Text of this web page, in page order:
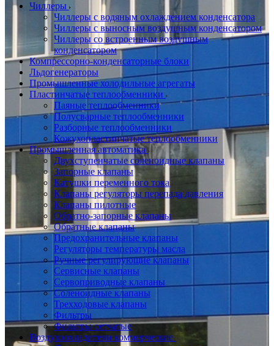
Чиллеры
Чиллеры с водяным охлаждением конденсатора
Чиллеры с выносным воздушным конденсатором
Чиллеры со встроенным воздушным
конденсатором
Компрессорно-конденсаторные блоки
Льдогенераторы
Промышленные холодильные агрегаты
Пластинчатые теплообменники
Паяные теплообменники
Полусварные теплообменники
Разборные теплообменники
Кожухопластинчатые теплообменники
Промышленная автоматика
Двухступенчатые соленоидные клапаны
Запорные клапаны
Катушки переменного тока
Клапаны регуляторы перепада давления
Клапаны пилотные
Обратно-запорные клапаны
Обратные клапаны
Предохранительные клапаны
Регуляторы температуры масла
Ручные регулирующие клапаны
Сервисные клапаны
Сервоприводные клапаны
Соленоидные клапаны
Трехходовые клапаны
Фильтры
Фильтры сетчатые
Воздухоохладители коммерческие